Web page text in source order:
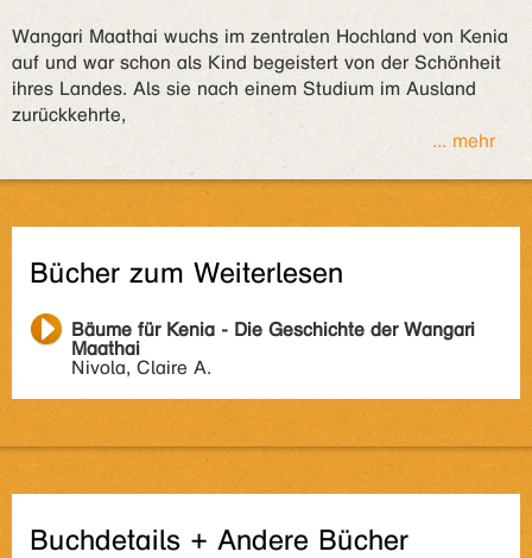
Wangari Maathai wuchs im zentralen Hochland von Kenia
auf und war schon als Kind begeistert von der Schönheit
ihres Landes. Als sie nach einem Studium im Ausland
zurückkehrte,
... mehr
Bücher zum Weiterlesen
Bäume für Kenia - Die Geschichte der Wangari
Maathai
Nivola, Claire A.
Buchdetails + Andere Bücher